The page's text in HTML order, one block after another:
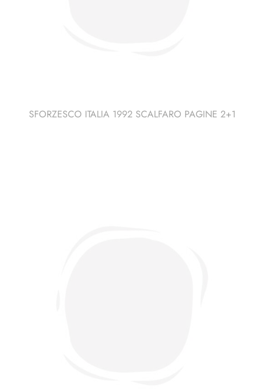
SFORZESCO ITALIA 1992 SCALFARO PAGINE 2+1